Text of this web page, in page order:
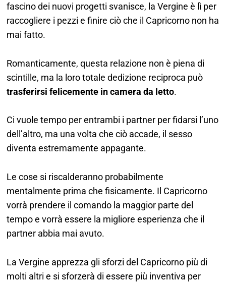
fascino dei nuovi progetti svanisce, la Vergine è lì per
raccogliere i pezzi e finire ciò che il Capricorno non ha
mai fatto.
Romanticamente, questa relazione non è piena di
scintille, ma la loro totale dedizione reciproca può
trasferirsi felicemente in camera da letto.
Ci vuole tempo per entrambi i partner per fidarsi l’uno
dell’altro, ma una volta che ciò accade, il sesso
diventa estremamente appagante.
Le cose si riscalderanno probabilmente
mentalmente prima che fisicamente. Il Capricorno
vorrà prendere il comando la maggior parte del
tempo e vorrà essere la migliore esperienza che il
partner abbia mai avuto.
La Vergine apprezza gli sforzi del Capricorno più di
molti altri e si sforzerà di essere più inventiva per